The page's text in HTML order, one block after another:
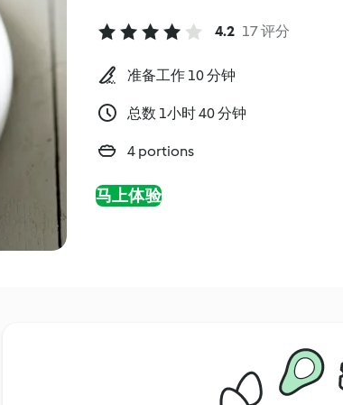
4.2 17 评分
准备工作 10 分钟
总数 1小时 40 分钟
4 portions
马上体验